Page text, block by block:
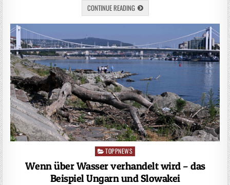
CONTINUE READING
Posted
TOPPNEWS
Wenn über Wasser verhandelt wird – das
Beispiel Ungarn und Slowakei